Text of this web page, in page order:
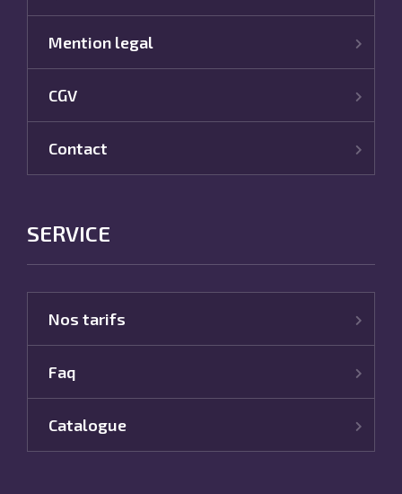
Mention legal
CGV
Contact
SERVICE
Nos tarifs
Faq
Catalogue